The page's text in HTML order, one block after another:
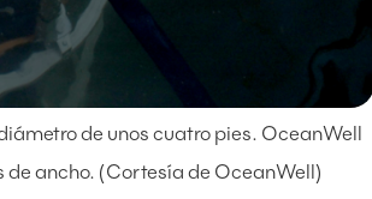
de unos cuatro pies. OceanWell
ancho. (Cortesía de OceanWell)